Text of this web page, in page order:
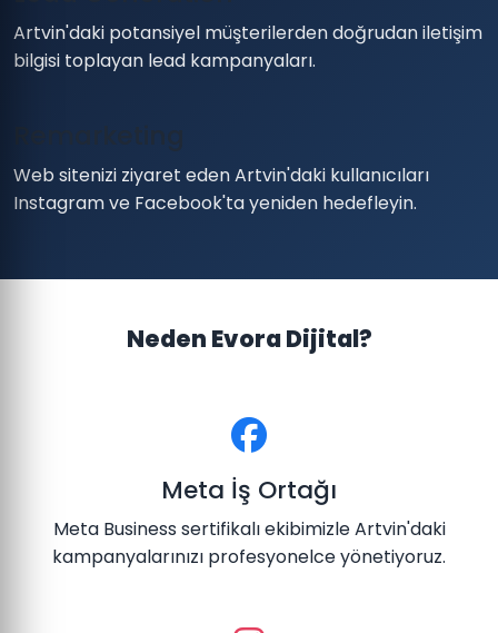
Artvin'daki potansiyel müşterilerden doğrudan iletişim
bilgisi toplayan lead kampanyaları.
Web sitenizi ziyaret eden Artvin'daki kullanıcıları
Instagram ve Facebook'ta yeniden hedefleyin.
Neden Evora Dijital?
Meta İş Ortağı
Meta Business sertifikalı ekibimizle Artvin'daki
kampanyalarınızı profesyonelce yönetiyoruz.